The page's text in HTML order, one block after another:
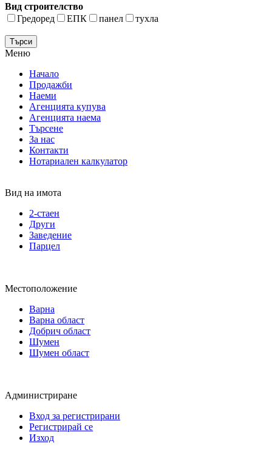
Вид строителство
Гредоред
ЕПК панел тухла
Меню
Начало
Продажби
Наеми
Агенцията купува
Агенцията наема
Търсене
За нас
Контакти
Нотариален калкулатор
Вид на имота
2-стаен
Други
Заведение
Парцел
Местоположение
Варна
Варна област
Добрич област
Шумен
Шумен област
Администриране
Вход за регистрирани
Регистрирай се
Изход